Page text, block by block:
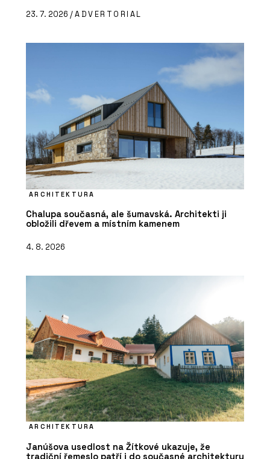
23. 7. 2026 /ADVERTORIAL
ARCHITEKTURA
Chalupa současná, ale šumavská. Architekti ji
obložili dřevem a místním kamenem
4. 8. 2026
ARCHITEKTURA
Janúšova usedlost na Žítkové ukazuje, že
tradiční řemeslo patří i do současné architektury